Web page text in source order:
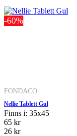
-60%
FONDACO
Nellie Tablett Gul
Finns i: 35x45
65 kr
26 kr